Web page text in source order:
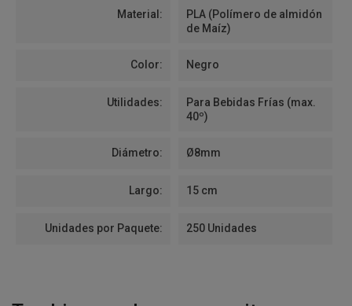
Material:
PLA (Polímero de almidón
de Maíz)
Color: Negro
Utilidades:
Para Bebidas Frías (max.
40º)
Diámetro: Ø8mm
Largo: 15 cm
Unidades por Paquete: 250 Unidades